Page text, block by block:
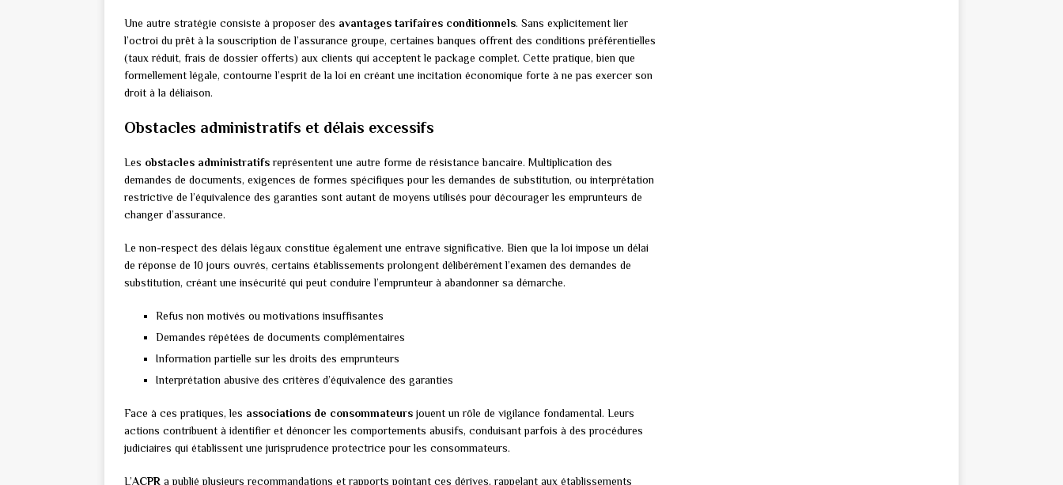
Une autre stratégie consiste à proposer des avantages tarifaires conditionnels. Sans explicitement lier
l’octroi du prêt à la souscription de l’assurance groupe, certaines banques offrent des conditions préférentielles
(taux réduit, frais de dossier offerts) aux clients qui acceptent le package complet. Cette pratique, bien que
formellement légale, contourne l’esprit de la loi en créant une incitation économique forte à ne pas exercer son
droit à la déliaison.
Obstacles administratifs et délais excessifs
Les obstacles administratifsreprésentent une autre forme de résistance bancaire. Multiplication des
demandes de documents, exigences de formes spécifiques pour les demandes de substitution, ou interprétation
restrictive de l’équivalence des garanties sont autant de moyens utilisés pour décourager les emprunteurs de
changer d’assurance.
Le non-respect des délais légaux constitue également une entrave significative. Bien que la loi impose un délai
de réponse de 10 jours ouvrés, certains établissements prolongent délibérément l’examen des demandes de
substitution, créant une insécurité qui peut conduire l’emprunteur à abandonner sa démarche.
Refus non motivés ou motivations insuffisantes
Demandes répétées de documents complémentaires
Information partielle sur les droits des emprunteurs
Interprétation abusive des critères d’équivalence des garanties
Face à ces pratiques, les associations de consommateurs jouent un rôle de vigilance fondamental. Leurs
actions contribuent à identifier et dénoncer les comportements abusifs, conduisant parfois à des procédures
judiciaires qui établissent une jurisprudence protectrice pour les consommateurs.
L’ACPR a publié plusieurs recommandations et rapports pointant ces dérives, rappelant aux établissements